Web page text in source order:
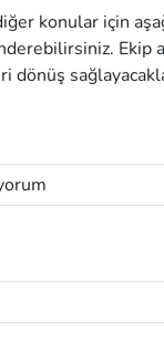
konular için
Ekip
dönüş